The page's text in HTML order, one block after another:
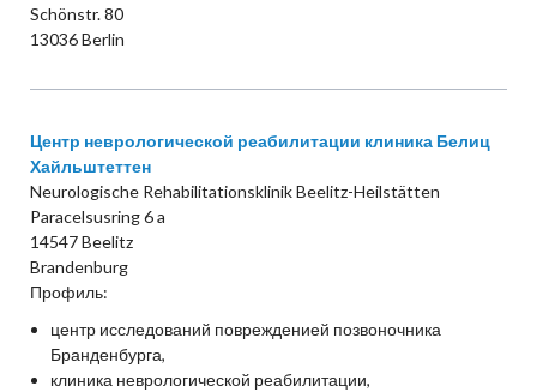
Schönstr. 80
13036 Berlin
Центр неврологической реабилитации клиника Белиц
Хайльштеттен
Neurologische Rehabilitationsklinik Beelitz-Heilstätten
Paracelsusring 6 a
14547 Beelitz
Brandenburg
Профиль:
центр исследований поврежденией позвоночника
Бранденбурга,
клиника неврологической реабилитации,